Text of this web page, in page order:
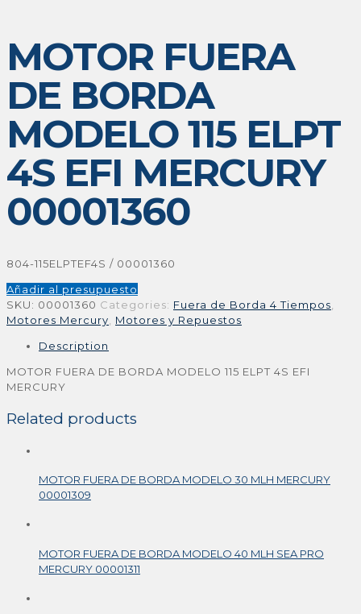
MOTOR FUERA
DE BORDA
MODELO 115 ELPT
4S EFI MERCURY
00001360
804-115ELPTEF4S / 00001360
Añadir al presupuesto
SKU: 00001360 Categories: Fuera de Borda 4 Tiempos
Motores Mercury
Motores y Repuestos
Description
MOTOR FUERA DE BORDA MODELO 115 ELPT 4S EFI
MERCURY
Related products
MOTOR FUERA DE BORDA MODELO 30 MLH MERCURY
00001309
MOTOR FUERA DE BORDA MODELO 40 MLH SEA PRO
MERCURY 00001311